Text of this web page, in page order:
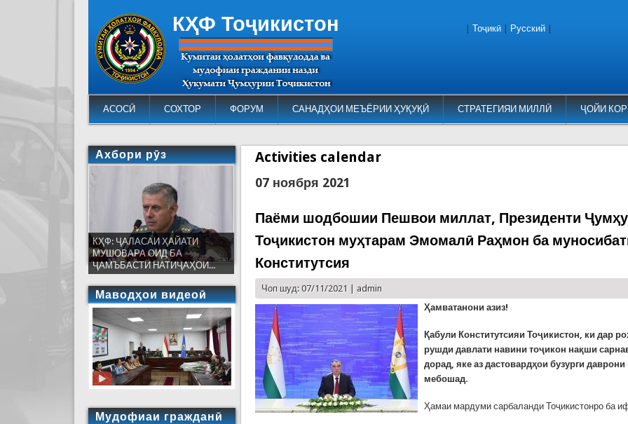
КҲФ Тоҷикистон
АСОСӢ СОХТОР ФОРУМ САНАДҲОИ МЕЪЁРИИ ҲУҚУҚӢ СТРАТЕГИЯИ МИЛЛӢ ҶОЙИ
Тоҷикӣ Русский
Activities calendar
07 ноября 2021
Паёми шодбошии Пешвои миллат, Президенти
Тоҷикистон муҳтарам Эмомалӣ Раҳмон ба
Конститутсия
Чоп шуд: 07/11/2021 | admin
Ҳамватанони азиз!
Қабули Конститутсияи Тоҷикистон, ки дар
рушди давлати навини тоҷикон нақши
дорад, яке аз дастовардҳои бузурги даврони
мебошад.
Ҳамаи мардуми сарбаланди Тоҷикистонро ба
Ахбори рӯз
КҲФ: ҶАЛАСАИ ҲАЙАТИ
МУШОВАРА ОИД БА
ҶАМЪБАСТИ НАТИҶАҲОИ...
Маводҳои видеоӣ
Мудофиаи гражданӣ